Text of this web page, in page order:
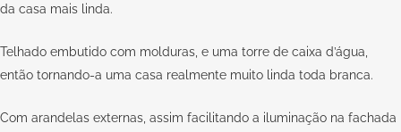
da casa mais linda.
Telhado embutido com molduras, e uma torre de caixa d’água,
então tornando-a uma casa realmente muito linda toda branca.
Com arandelas externas, assim facilitando a iluminação na fachada